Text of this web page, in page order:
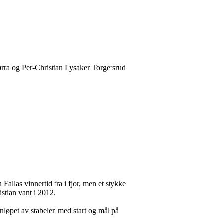
og Per-Christian Lysaker Torgersrud
Fallas vinnertid fra i fjor, men et stykke
vant i 2012.
av stabelen med start og mål på